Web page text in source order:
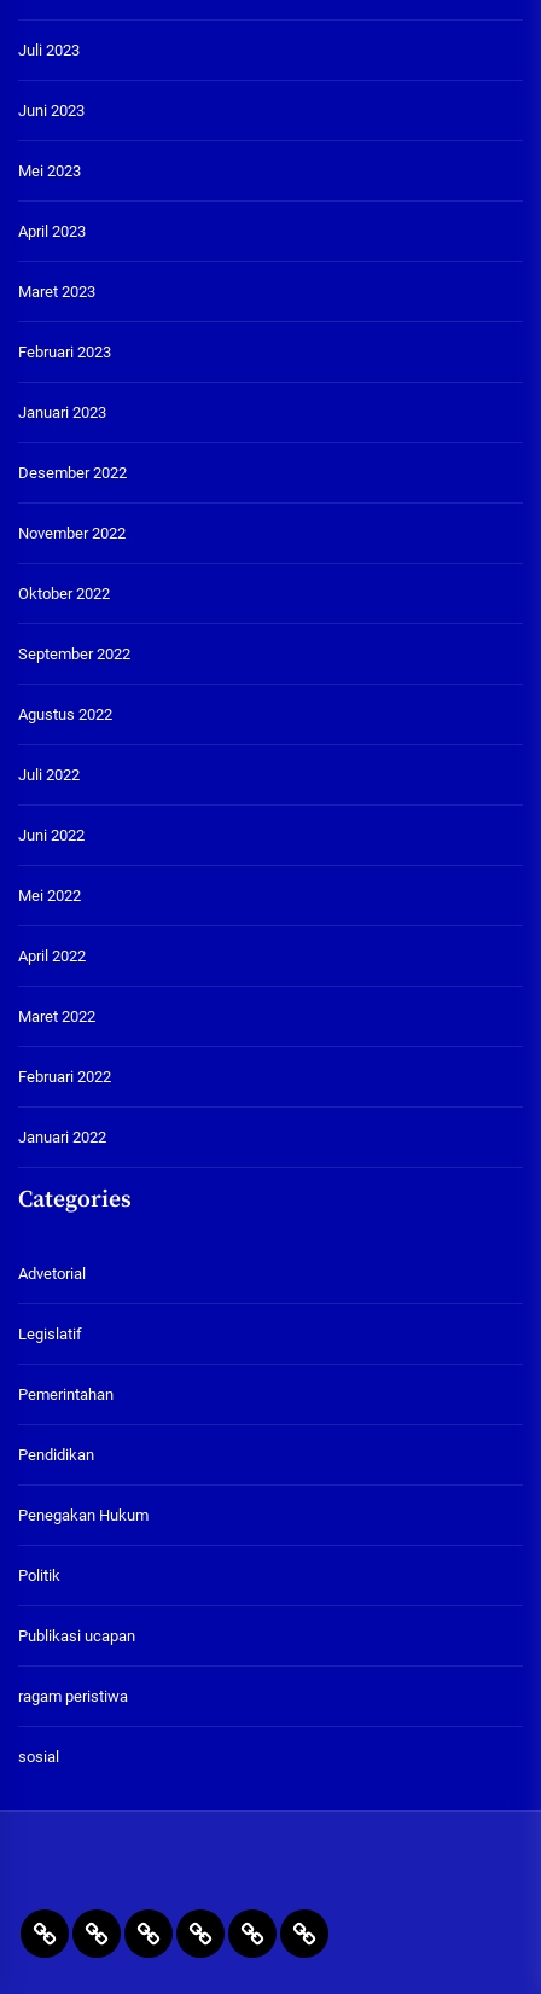
Juli 2023
Juni 2023
Mei 2023
April 2023
Maret 2023
Februari 2023
Januari 2023
Desember 2022
November 2022
Oktober 2022
September 2022
Agustus 2022
Juli 2022
Juni 2022
Mei 2022
April 2022
Maret 2022
Februari 2022
Januari 2022
Categories
Advetorial
Legislatif
Pemerintahan
Pendidikan
Penegakan Hukum
Politik
Publikasi ucapan
ragam peristiwa
sosial
BERITA RAGAM PENEGAKANPENDIDIKAN
PublikasiADVETORIAL